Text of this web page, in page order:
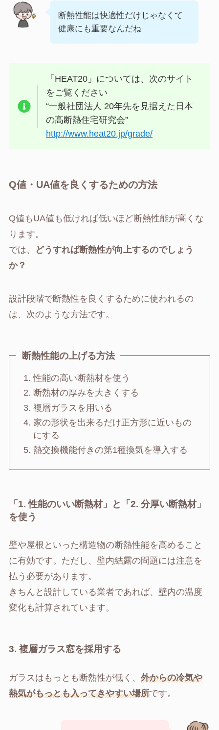
断熱性能は快適性だけじゃなくて
健康にも重要なんだね
「HEAT20」については、次のサイト
をご覧ください
“一般社団法人 20年先を見据えた日本
の高断熱住宅研究会”
http://www.heat20.jp/grade/
Q値・UA値を良くするための方法
Q値もUA値も低ければ低いほど断熱性能が高くな
ります。
では、
どうすれば断熱性が向上するのでしょう
か？
設計段階で断熱性を良くするために使われるの
は、次のような方法です。
断熱性能の上げる方法
性能の高い断熱材を使う
断熱材の厚みを大きくする
複層ガラスを用いる
家の形状を出来るだけ正方形に近いもの
にする
熱交換機能付きの第1種換気を導入する
「1. 性能のいい断熱材」 と
「2. 分厚い断熱材」
を使う
壁や屋根といった構造物の断熱性能を高めること
に有効です。ただし、壁内結露の問題には注意を
払う必要があります。
きちんと設計している業者であれば、壁内の温度
変化も計算されています。
3. 複層ガラス窓を採用する
ガラスはもっとも断熱性が低く、 外からの冷気や
熱気がもっとも入ってきやすい場所です。